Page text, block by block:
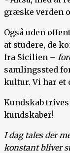
græske verden
Også uden
at studere, de
fra Sicilien –
samlingssted
kultur. Vi har et
Kundskab
kundskaber!
I dag tales der
konstant bliver